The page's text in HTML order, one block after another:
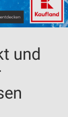
und